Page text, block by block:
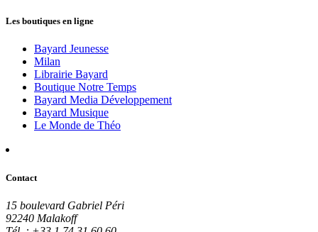
Les boutiques en ligne
Bayard Jeunesse
Milan
Librairie Bayard
Boutique Notre Temps
Bayard Media Développement
Bayard Musique
Le Monde de Théo
Contact
15 boulevard Gabriel Péri
92240 Malakoff